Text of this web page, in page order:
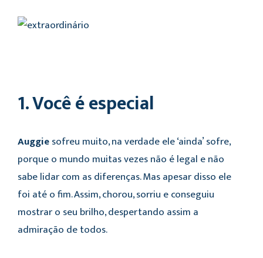
1. Você é especial
Auggiesofreu muito, na verdade ele ‘ainda’ sofre,
porque o mundo muitas vezes não é legal e não
sabe lidar com as diferenças. Mas apesar disso ele
foi até o fim. Assim, chorou, sorriu e conseguiu
mostrar o seu brilho, despertando assim a
admiração de todos.